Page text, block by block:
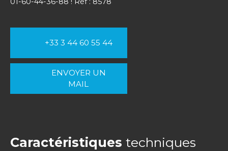
+33 3 44 60 55 44
ENVOYER UN
MAIL
Caractéristiques techniques